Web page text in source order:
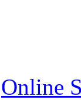
Online